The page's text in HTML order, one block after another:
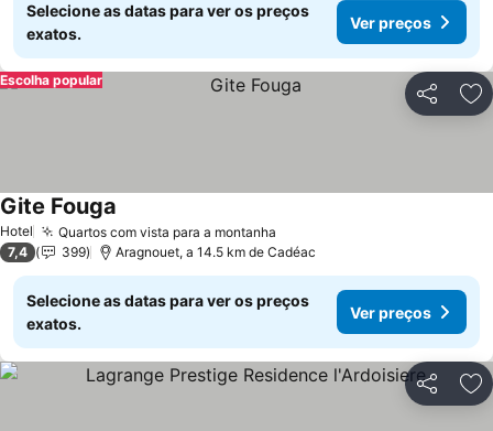
Selecione as datas para ver os preços
exatos.
Ver preços
Partilhar
Escolha popular
Hotel Quartos com vista para a montanha
Gite Fouga
7,4 399 Aragnouet, a 14.5 km de Cadéac
Selecione as datas para ver os preços
exatos.
Ver preços
Partilhar